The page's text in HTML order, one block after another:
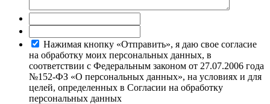
Нажимая кнопку «Отправить», я даю свое согласие
на обработку моих персональных данных, в
соответствии с Федеральным законом от 27.07.2006 года
№152-ФЗ «О персональных данных», на условиях и для
целей, определенных в Согласии на обработку
персональных данных